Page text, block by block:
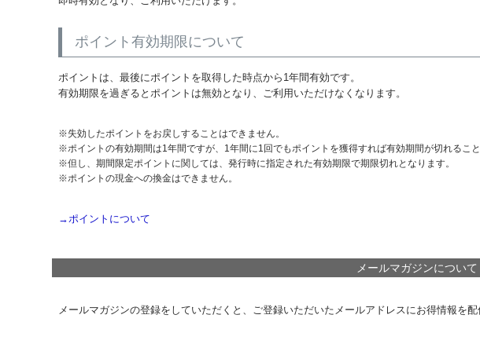
ポイント有効期限について
ポイントは、最後にポイントを取得した時点から1年間有効です。
有効期限を過ぎるとポイントは無効となり、ご利用いただけなくなります。
失効したポイントをお戻しすることはできません。
ポイントの有効期間は1年間ですが、1年間に1回でもポイントを獲得すれば有効期間が切れること
但し、期間限定ポイントに関しては、発行時に指定された有効期限で期限切れとなります。
ポイントの現金への換金はできません。
→ポイントについて
メールマガジンについて
メールマガジンの登録をしていただくと、ご登録いただいたメールアドレスにお得情報を配